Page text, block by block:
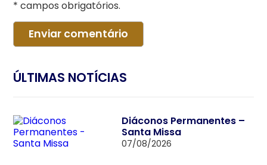
* campos obrigatórios.
ÚLTIMAS NOTÍCIAS
Diáconos Permanentes –
Santa Missa
07/08/2026